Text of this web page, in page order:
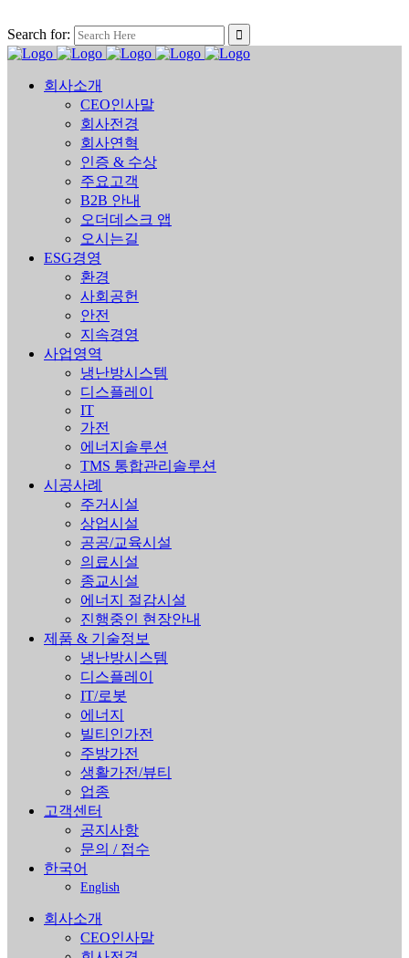
Search for:
회사소개
CEO인사말
회사전경
회사연혁
인증 & 수상
주요고객
B2B 안내
오더데스크 앱
오시는길
ESG경영
환경
사회공헌
안전
지속경영
사업영역
냉난방시스템
디스플레이
IT
가전
에너지솔루션
TMS 통합관리솔루션
시공사례
주거시설
상업시설
공공/교육시설
의료시설
종교시설
에너지 절감시설
진행중인 현장안내
제품 & 기술정보
냉난방시스템
디스플레이
IT/로봇
에너지
빌티인가전
주방가전
생활가전/뷰티
업종
고객센터
공지사항
문의 / 접수
한국어
English
회사소개
CEO인사말